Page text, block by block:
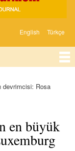
English Türkçe
devrimcisi: Rosa
en büyük